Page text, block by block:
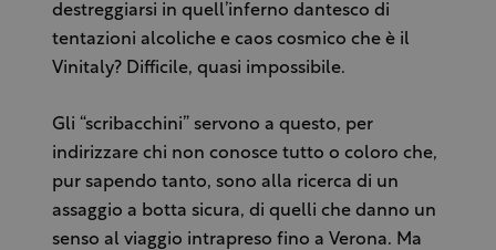
destreggiarsi in quell’inferno dantesco di
tentazioni alcoliche e caos cosmico che è il
Vinitaly? Difficile, quasi impossibile.
Gli “scribacchini” servono a questo, per
indirizzare chi non conosce tutto o coloro che,
pur sapendo tanto, sono alla ricerca di un
assaggio a botta sicura, di quelli che danno un
senso al viaggio intrapreso fino a Verona. Ma